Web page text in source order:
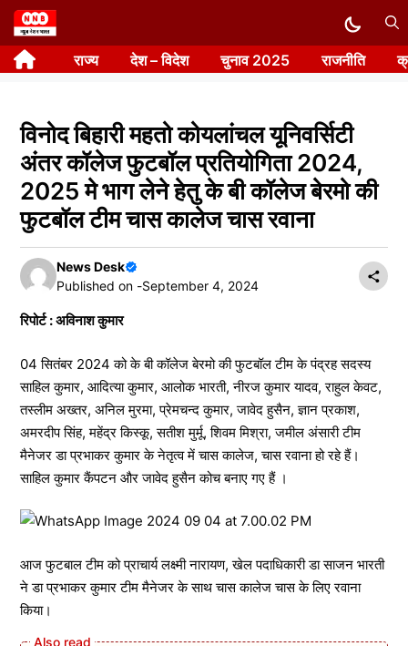
Skip
to
content राज्य देश – विदेश चुनाव 2025 राजनीति
विनोद बिहारी महतो कोयलांचल यूनिवर्सिटी
अंतर कॉलेज फुटबॉल प्रतियोगिता 2024,
2025 मे भाग लेने हेतु के बी कॉलेज बेरमो की
फुटबॉल टीम चास कालेज चास रवाना
News Desk
Published on -September 4, 2024
रिपोर्ट : अविनाश कुमार
04 सितंबर 2024 को के बी कॉलेज बेरमो की फुटबॉल टीम के पंद्रह सदस्य
साहिल कुमार, आदित्या कुमार, आलोक भारती, नीरज कुमार यादव, राहुल केवट,
तस्लीम अख्तर, अनिल मुरमा, प्रेमचन्द कुमार, जावेद हुसैन, ज्ञान प्रकाश,
अमरदीप सिंह, महेंद्र किस्कू, सतीश मुर्मू, शिवम मिश्रा, जमील अंसारी टीम
मैनेजर डा प्रभाकर कुमार के नेतृत्व में चास कालेज, चास रवाना हो रहे हैं।
साहिल कुमार कैंपटन और जावेद हुसैन कोच बनाए गए हैं ।
आज फुटबाल टीम को प्राचार्य लक्ष्मी नारायण, खेल पदाधिकारी डा साजन भारती
ने डा प्रभाकर कुमार टीम मैनेजर के साथ चास कालेज चास के लिए रवाना
किया।